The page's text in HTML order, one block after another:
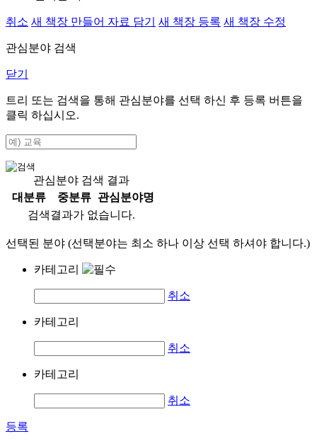
취소 새 책장 만들어 자료 담기 새 책장 등록 새 책장 수정
관심분야 검색
닫기
트리 또는 검색을 통해 관심분야를 선택 하신 후 등록 버튼을
클릭 하십시오.
관심분야 검색 결과
대분류
중분류
관심분야명
검색결과가 없습니다.
선택된 분야 (선택분야는 최소 하나 이상 선택 하셔야 합니다.)
카테고리
취소
카테고리
취소
카테고리
취소
등록